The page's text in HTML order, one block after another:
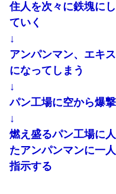
住人を次々に鉄塊に
ていく
↓
アンパンマン、エキ
になってしまう
↓
パン工場に空から爆
↓
燃え盛るパン工場に
たアンパンマンに一
指示する